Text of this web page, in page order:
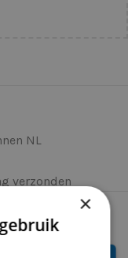
NL
verzonden
×